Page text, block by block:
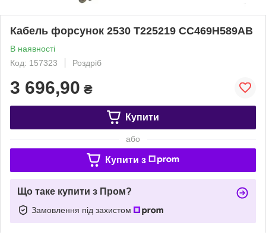
Кабель форсунок 2530 T225219 CC469H589AB
В наявності
Код: 157323
Роздріб
3 696,90 ₴
Купити
або
Купити з
Що таке купити з Пром?
Замовлення під захистом